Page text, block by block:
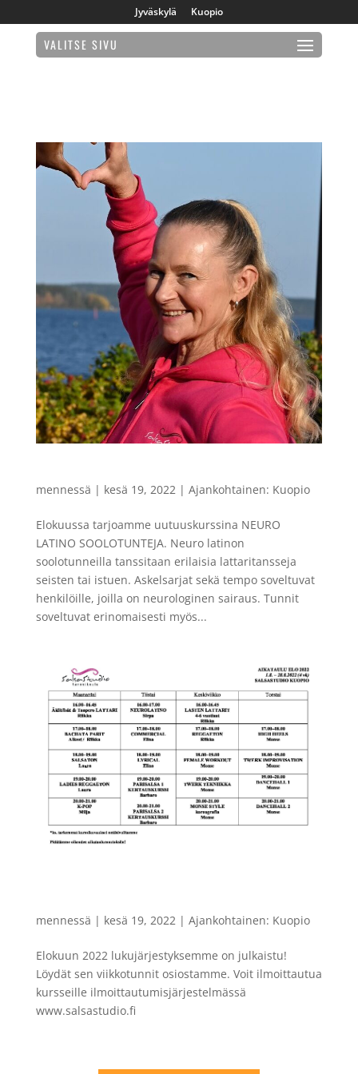
Jyväskylä Kuopio
VALITSE SIVU
mennessä | kesä 19, 2022| Ajankohtainen: Kuopio
Elokuussa tarjoamme uutuuskurssina NEURO
LATINO SOOLOTUNTEJA. Neuro latinon
soolotunneilla tanssitaan erilaisia lattaritansseja
seisten tai istuen. Askelsarjat sekä tempo soveltuvat
henkilöille, joilla on neurologinen sairaus. Tunnit
soveltuvat erinomaisesti myös...
mennessä | kesä 19, 2022| Ajankohtainen: Kuopio
Elokuun 2022 lukujärjestyksemme on julkaistu!
Löydät sen viikkotunnit osiostamme. Voit ilmoittautua
kursseille ilmoittautumisjärjestelmässä
www.salsastudio.fi